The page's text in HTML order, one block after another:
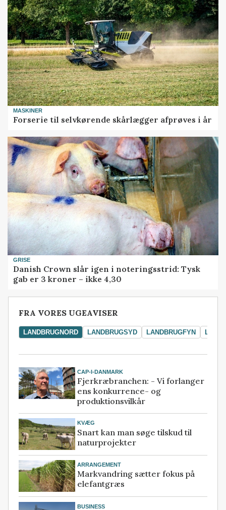
MASKINER
Forserie til selvkørende skårlægger afprøves i år
GRISE
Danish Crown slår igen i noteringsstrid: Tysk
gab er 3 kroner – ikke 4,30
FRA VORES UGEAVISER
LANDBRUGNORD LANDBRUGSYD LANDBRUGFYN
CAP-I-DANMARK
Fjerkræbranchen: - Vi forlanger
ens konkurrence- og
produktionsvilkår
KVÆG
Snart kan man søge tilskud til
naturprojekter
ARRANGEMENT
Markvandring sætter fokus på
elefantgræs
BUSINESS